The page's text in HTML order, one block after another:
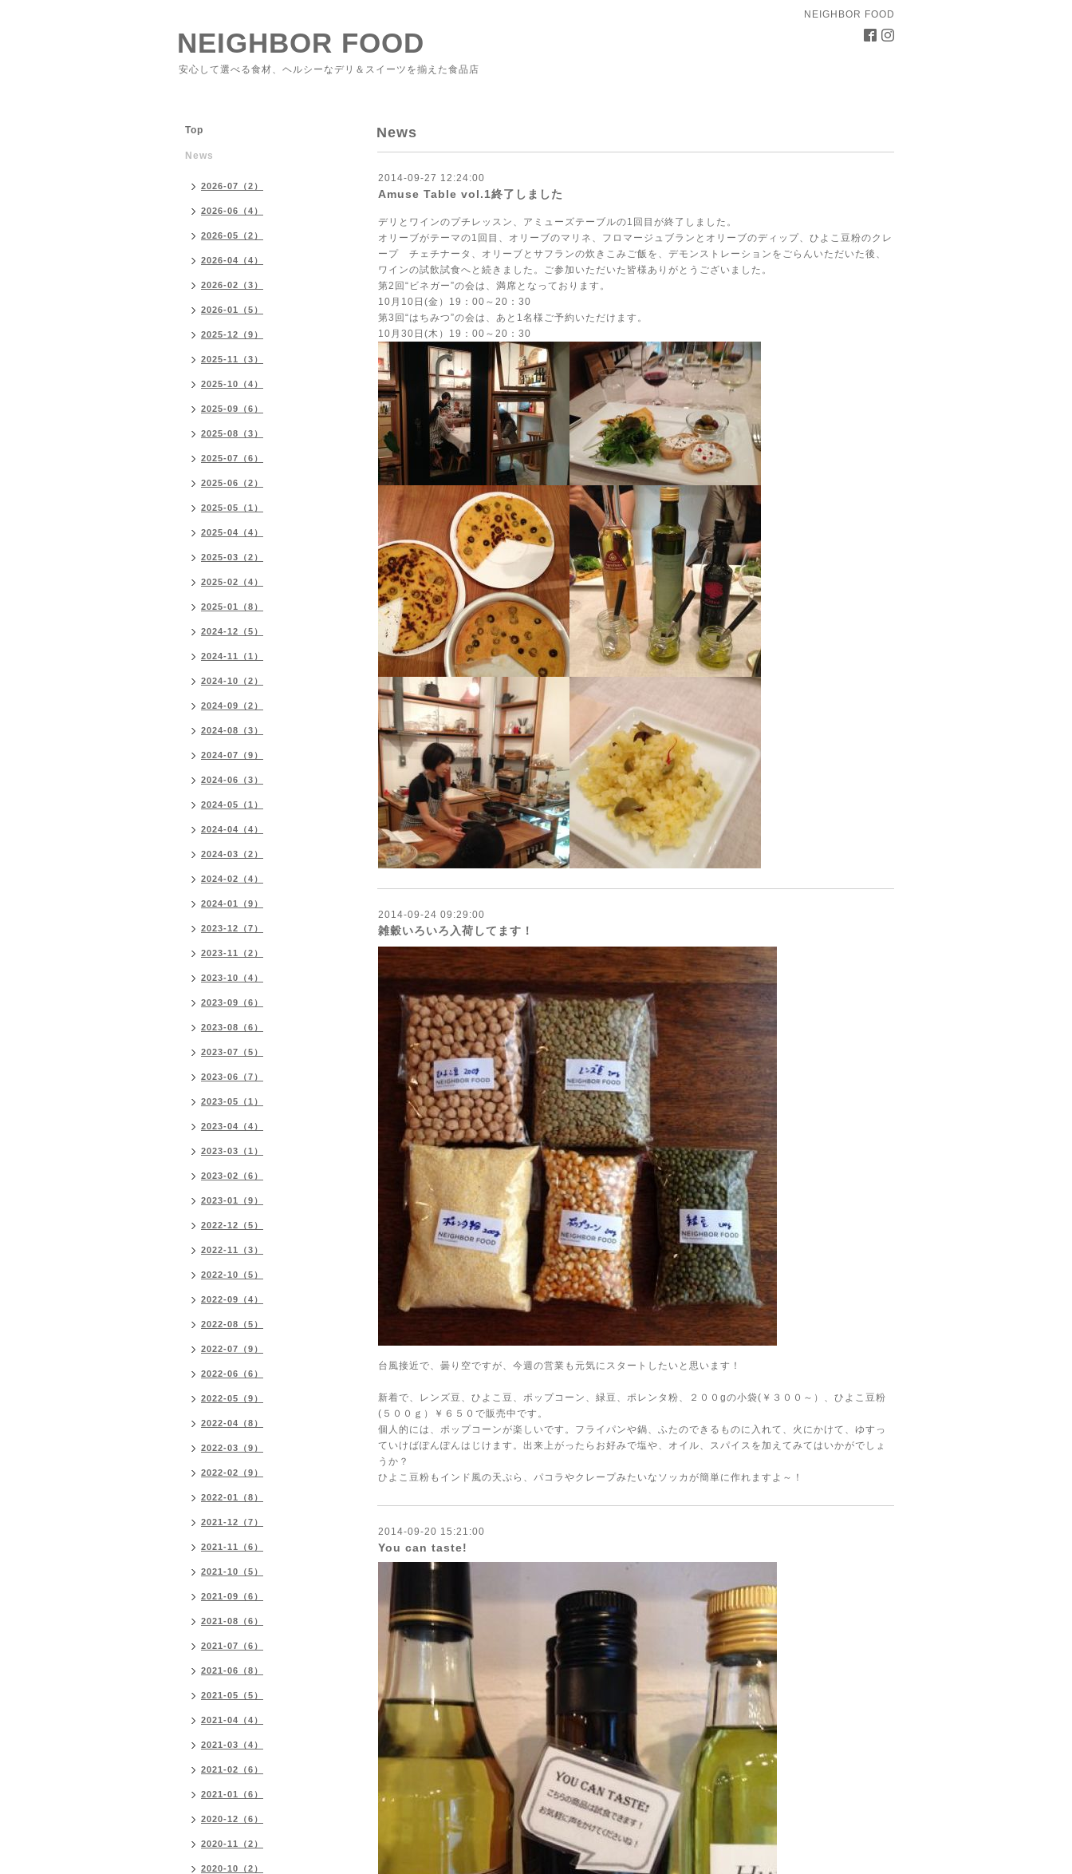
NEIGHBOR FOOD
NEIGHBOR FOOD
安心して選べる食材、ヘルシーなデリ＆スイーツを揃えた食品店
News
2014-09-27 12:24:00
Amuse Table vol.1終了しました
デリとワインのプチレッスン、アミューズテーブルの1回目が終了しました。
オリーブがテーマの1回目、オリーブのマリネ、フロマージュブランとオリーブのディップ、ひよこ豆粉のクレ
ープ チェチナータ、オリーブとサフランの炊きこみご飯を、デモンストレーションをごらんいただいた後、
ワインの試飲試食へと続きました。ご参加いただいた皆様ありがとうございました。
第2回“ビネガー”の会は、満席となっております。
10月10日(金）19：00～20：30
第3回“はちみつ”の会は、あと1名様ご予約いただけます。
10月30日(木）19：00～20：30
2014-09-24 09:29:00
雑穀いろいろ入荷してます！
台風接近で、曇り空ですが、今週の営業も元気にスタートしたいと思います！
新着で、レンズ豆、ひよこ豆、ポップコーン、緑豆、ポレンタ粉、２００gの小袋(￥３００～）、ひよこ豆粉
(５００ｇ）￥６５０で販売中です。
個人的には、ポップコーンが楽しいです。フライパンや鍋、ふたのできるものに入れて、火にかけて、ゆすっ
ていけばぽんぽんはじけます。出来上がったらお好みで塩や、オイル、スパイスを加えてみてはいかがでしょ
うか？
ひよこ豆粉もインド風の天ぷら、パコラやクレープみたいなソッカが簡単に作れますよ～！
2014-09-20 15:21:00
You can taste!
Top
News
2026-07（2）
2026-06（4）
2026-05（2）
2026-04（4）
2026-02（3）
2026-01（5）
2025-12（9）
2025-11（3）
2025-10（4）
2025-09（6）
2025-08（3）
2025-07（6）
2025-06（2）
2025-05（1）
2025-04（4）
2025-03（2）
2025-02（4）
2025-01（8）
2024-12（5）
2024-11（1）
2024-10（2）
2024-09（2）
2024-08（3）
2024-07（9）
2024-06（3）
2024-05（1）
2024-04（4）
2024-03（2）
2024-02（4）
2024-01（9）
2023-12（7）
2023-11（2）
2023-10（4）
2023-09（6）
2023-08（6）
2023-07（5）
2023-06（7）
2023-05（1）
2023-04（4）
2023-03（1）
2023-02（6）
2023-01（9）
2022-12（5）
2022-11（3）
2022-10（5）
2022-09（4）
2022-08（5）
2022-07（9）
2022-06（6）
2022-05（9）
2022-04（8）
2022-03（9）
2022-02（9）
2022-01（8）
2021-12（7）
2021-11（6）
2021-10（5）
2021-09（6）
2021-08（6）
2021-07（6）
2021-06（8）
2021-05（5）
2021-04（4）
2021-03（4）
2021-02（6）
2021-01（6）
2020-12（6）
2020-11（2）
2020-10（2）